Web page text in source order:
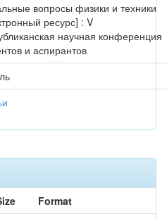
вопросы физики и техники
ресурс] : V
научная конференция
и аспирантов
Format